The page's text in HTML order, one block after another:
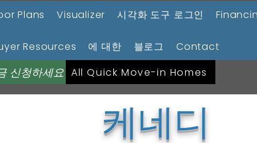
Plans Visualizer 시각화 도구 로그인
Resources 에 대한 블로그
Contact
신청하세요 All Quick Move-in Homes
케네디